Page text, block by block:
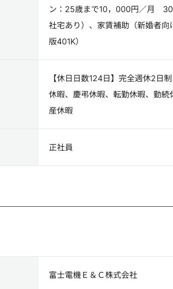
ン：25歳まで10，000円／月 30
社宅あり）、家賃補助（新婚者
版401K）
【休日日数124日】完全週休2日
休暇、慶弔休暇、転勤休暇、勤
産休暇
正社員
富士電機Ｅ＆Ｃ株式会社